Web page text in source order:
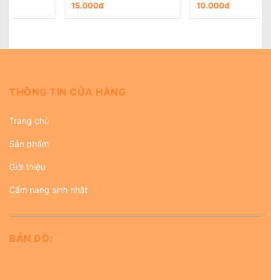
THÔNG TIN CỬA HÀNG
Trang chủ
Sản phẩm
Giới thiệu
Cẩm nang sinh nhật
BẢN ĐỒ: